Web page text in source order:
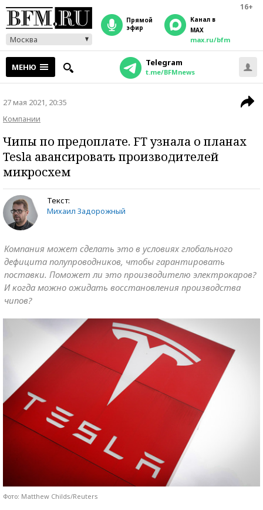
16+
Москва
прямой
эфир
Канал в
MAX
max.ru/bfm
МЕНЮ Telegram
t.me/BFMnews
27 мая 2021, 20:35
Компании
Чипы по предоплате. FT узнала о планах
Tesla авансировать производителей
микросхем
Текст:
Михаил Задорожный
Компания может сделать это в условиях глобального
дефицита полупроводников, чтобы гарантировать
поставки. Поможет ли это производителю электрокаров?
И когда можно ожидать восстановления производства
чипов?
Фото: Matthew Childs/Reuters